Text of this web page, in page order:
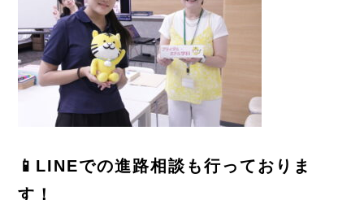
📱LINEでの進路相談も行っておりま
す！